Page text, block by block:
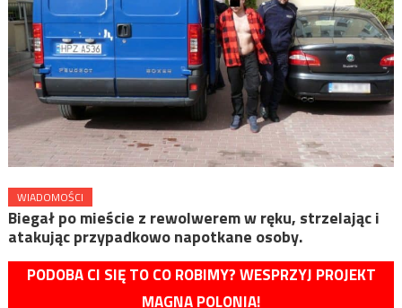
WIADOMOŚCI
Biegał po mieście z rewolwerem w ręku, strzelając i
atakując przypadkowo napotkane osoby.
PODOBA CI SIĘ TO CO ROBIMY? WESPRZYJ PROJEKT
MAGNA POLONIA!